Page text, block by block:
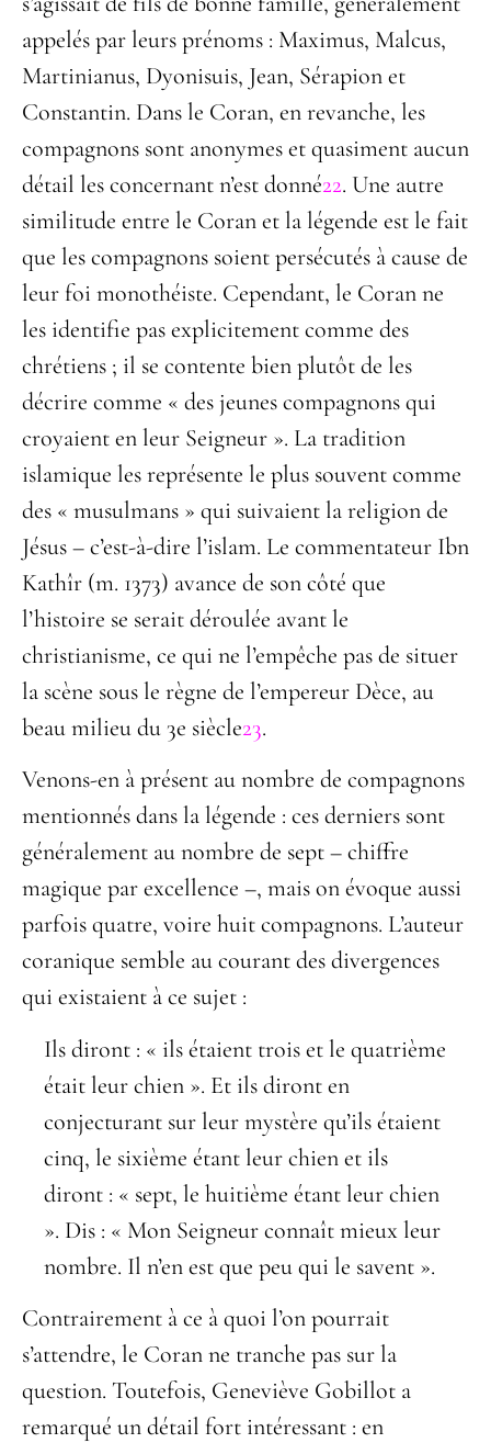
appelés par leurs prénoms : Maximus, Malcus,
Martinianus, Dyonisuis, Jean, Sérapion et
Constantin. Dans le Coran, en revanche, les
compagnons sont anonymes et quasiment aucun
détail les concernant n’est donné22. Une autre
similitude entre le Coran et la légende est le fait
que les compagnons soient persécutés à cause de
leur foi monothéiste. Cependant, le Coran ne
les identifie pas explicitement comme des
chrétiens ; il se contente bien plutôt de les
décrire comme « des jeunes compagnons qui
croyaient en leur Seigneur ». La tradition
islamique les représente le plus souvent comme
des « musulmans » qui suivaient la religion de
Jésus – c’est-à-dire l’islam. Le commentateur Ibn
Kathîr (m. 1373) avance de son côté que
l’histoire se serait déroulée avant le
christianisme, ce qui ne l’empêche pas de situer
la scène sous le règne de l’empereur Dèce, au
beau milieu du 3e siècle23.
Venons-en à présent au nombre de compagnons
mentionnés dans la légende : ces derniers sont
généralement au nombre de sept – chiffre
magique par excellence –, mais on évoque aussi
parfois quatre, voire huit compagnons. L’auteur
coranique semble au courant des divergences
qui existaient à ce sujet :
Ils diront : « ils étaient trois et le quatrième
était leur chien ». Et ils diront en
conjecturant sur leur mystère qu’ils étaient
cinq, le sixième étant leur chien et ils
diront : « sept, le huitième étant leur chien
». Dis : « Mon Seigneur connaît mieux leur
nombre. Il n’en est que peu qui le savent ».
Contrairement à ce à quoi l’on pourrait
s’attendre, le Coran ne tranche pas sur la
question. Toutefois, Geneviève Gobillot a
remarqué un détail fort intéressant : en